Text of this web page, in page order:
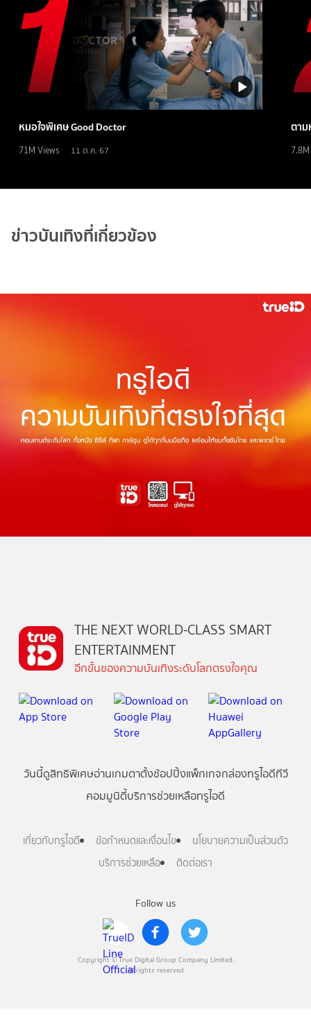
หมอใจพิเศษ Good Doctor
71M Views 11 ต.ค. 67
ตาม
7.8M
ข่าวบันเทิงที่เกี่ยวข้อง
Follow us
Copyright © True Digital Group Company Limited.
All rights reserved
THE NEXT WORLD-CLASS SMART
ENTERTAINMENT
อีกขั้นของความบันเทิงระดับโลกตรงใจคุณ
วันนี้ดูสิทธิพิเศษอ่านเกมตาตั้งช้อปปิ้งแพ็กเกจกล่องทรูไอดีทีวี
คอมมูนิตี้บริการช่วยเหลือทรูไอดี
เกี่ยวกับทรูไอดี ข้อกำหนดและเงื่อนไข
นโยบายความเป็นส่วนตัว
บริการช่วยเหลือ
ติดต่อเรา